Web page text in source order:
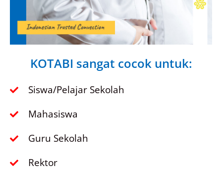
KOTABI sangat cocok untuk:
Siswa/Pelajar Sekolah
Mahasiswa
Guru Sekolah
Rektor